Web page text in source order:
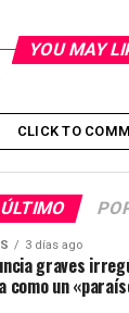
YOU MAY
CLICK TO
3 días ago
graves
como un